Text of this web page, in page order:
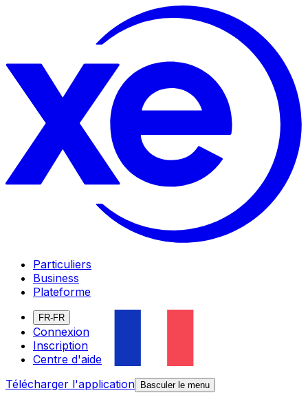
Particuliers
Business
Plateforme
FR-FR
Connexion
Inscription
Centre d'aide
Télécharger l'application
Basculer le menu